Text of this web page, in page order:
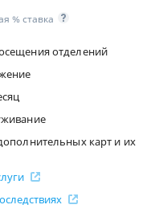
% ставка
отделений
карт и их